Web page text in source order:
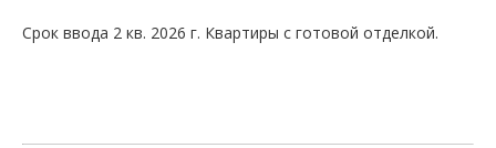
Срок ввода 2 кв. 2026 г. Квартиры с готовой отделкой.